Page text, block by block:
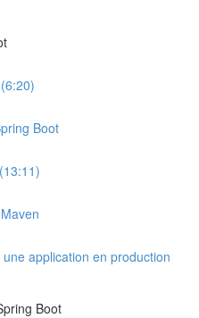
Boot
application en production
Boot